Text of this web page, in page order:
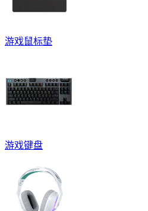
游戏鼠标垫
游戏键盘